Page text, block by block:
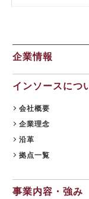
改定のお知らせ
ミス報告の徹底で
司・部下双方に受
開講座開始～
受講者による直接
間を削減！ ～
2026.07.17
ンペーンを開催
提供
企業情報
インソースにつ
会社概要
企業理念
沿革
拠点一覧
事業内容・強み